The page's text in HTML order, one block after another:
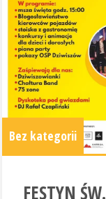
Bez kategorii
FESTYN ŚW.